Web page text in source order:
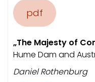
pdf
„The Majesty of
Hume Dam and
Daniel Rothenburg